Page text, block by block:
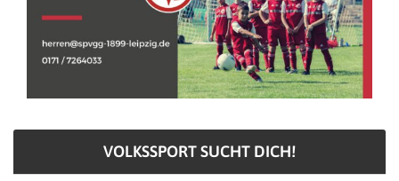
VOLKSSPORT SUCHT DICH!